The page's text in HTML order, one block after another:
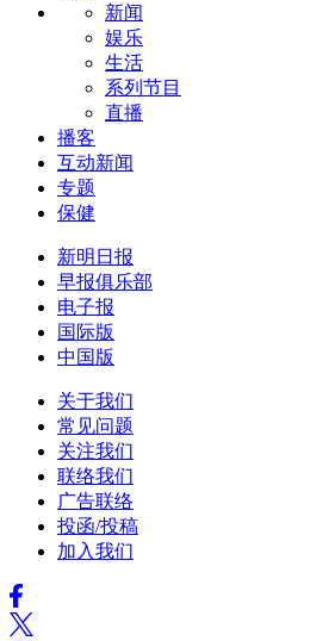
新闻
娱乐
生活
系列节目
直播
播客
互动新闻
专题
保健
新明日报
早报俱乐部
电子报
国际版
中国版
关于我们
常见问题
关注我们
联络我们
广告联络
投函/投稿
加入我们